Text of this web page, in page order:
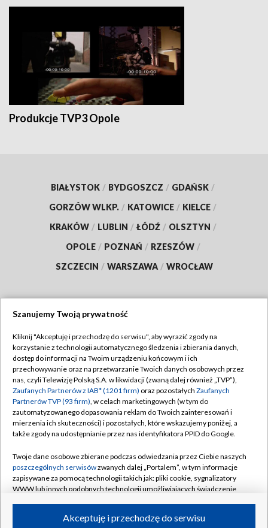
Produkcje TVP3 Opole
BIAŁYSTOK / BYDGOSZCZ / GDAŃSK /
GORZÓW WLKP. / KATOWICE / KIELCE /
KRAKÓW / LUBLIN / ŁÓDŹ / OLSZTYN /
OPOLE / POZNAŃ / RZESZÓW /
SZCZECIN / WARSZAWA / WROCŁAW
TVP
Abonament TVP
Emisja w TVP
Centrum informacji TVP
Naziemna Telewizja Cyfrowa
Rada Programowa
System NOS
Informacje o nadawcy
Program dla prasy
Regulamin TVP
Polityka prywatności
Moje zgody
Pomoc
Kontakt
Kanały
Szanujemy Twoją prywatność
Kliknij "Akceptuję i przechodzę do serwisu", aby wyrazić zgody na
korzystanie z technologii automatycznego śledzenia i zbierania danych,
dostęp do informacji na Twoim urządzeniu końcowym i ich
przechowywanie oraz na przetwarzanie Twoich danych osobowych przez
nas, czyli Telewizję Polską S.A. w likwidacji (zwaną dalej również „TVP”),
Zaufanych Partnerów z IAB* (1201 firm) oraz pozostałych Zaufanych
Partnerów TVP (93 firm), w celach marketingowych (w tym do
zautomatyzowanego dopasowania reklam do Twoich zainteresowań i
mierzenia ich skuteczności) i pozostałych, które wskazujemy poniżej, a
także zgody na udostępnianie przez nas identyfikatora PPID do Google.
Twoje dane osobowe zbierane podczas odwiedzania przez Ciebie naszych
poszczególnych serwisówzwanych dalej „Portalem”, w tym informacje
zapisywane za pomocą technologii takich jak: pliki cookie, sygnalizatory
WWW lub innych podobnych technologii umożliwiających świadczenie
ruchu w Internecie.Akceptuję i przechodzę do serwisu